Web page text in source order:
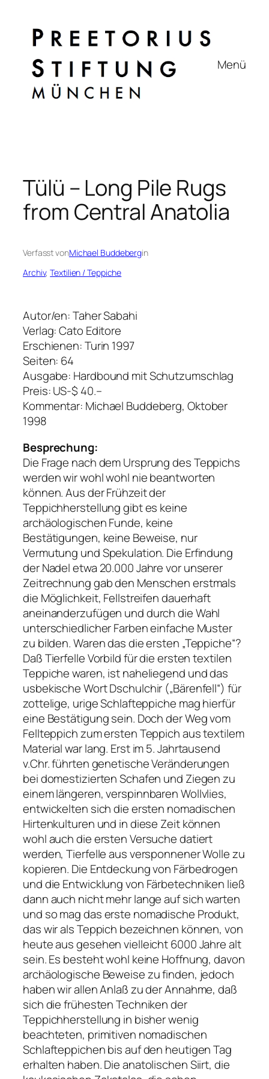
springen
Menü
Tülü – Long Pile Rugs
from Central Anatolia
Verfasst vonMichael Buddebergin
Archiv, Textilien / Teppiche
Autor/en: Taher Sabahi
Verlag: Cato Editore
Erschienen: Turin 1997
Seiten: 64
Ausgabe: Hardbound mit Schutzumschlag
Preis: US-$ 40.–
Kommentar: Michael Buddeberg, Oktober
1998
Besprechung:
Die Frage nach dem Ursprung des Teppichs
werden wir wohl wohl nie beantworten
können. Aus der Frühzeit der
Teppichherstellung gibt es keine
archäologischen Funde, keine
Bestätigungen, keine Beweise, nur
Vermutung und Spekulation. Die Erfindung
der Nadel etwa 20.000 Jahre vor unserer
Zeitrechnung gab den Menschen erstmals
die Möglichkeit, Fellstreifen dauerhaft
aneinanderzufügen und durch die Wahl
unterschiedlicher Farben einfache Muster
zu bilden. Waren das die ersten „Teppiche“?
Daß Tierfelle Vorbild für die ersten textilen
Teppiche waren, ist naheliegend und das
usbekische Wort Dschulchir („Bärenfell“) für
zottelige, urige Schlafteppiche mag hierfür
eine Bestätigung sein. Doch der Weg vom
Fellteppich zum ersten Teppich aus textilem
Material war lang. Erst im 5. Jahrtausend
v.Chr. führten genetische Veränderungen
bei domestizierten Schafen und Ziegen zu
einem längeren, verspinnbaren Wollvlies,
entwickelten sich die ersten nomadischen
Hirtenkulturen und in diese Zeit können
wohl auch die ersten Versuche datiert
werden, Tierfelle aus versponnener Wolle zu
kopieren. Die Entdeckung von Färbedrogen
und die Entwicklung von Färbetechniken ließ
dann auch nicht mehr lange auf sich warten
und so mag das erste nomadische Produkt,
das wir als Teppich bezeichnen können, von
heute aus gesehen vielleicht 6000 Jahre alt
sein. Es besteht wohl keine Hoffnung, davon
archäologische Beweise zu finden, jedoch
haben wir allen Anlaß zu der Annahme, daß
sich die frühesten Techniken der
Teppichherstellung in bisher wenig
beachteten, primitiven nomadischen
Schlafteppichen bis auf den heutigen Tag
erhalten haben. Die anatolischen Siirt, die